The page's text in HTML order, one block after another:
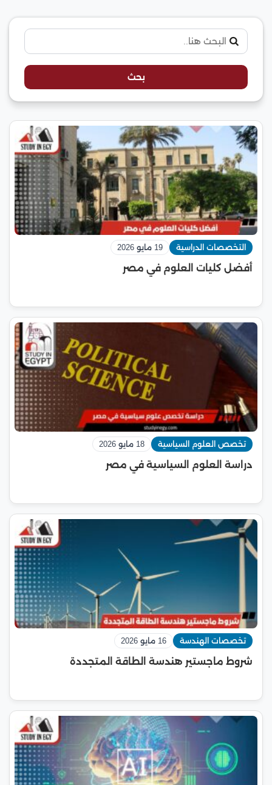
بحث
التخصصات الدراسية 19 مايو 2026
أفضل كليات العلوم في مصر
تخصص العلوم السياسية 18 مايو 2026
دراسة العلوم السياسية في مصر
تخصصات الهندسة 16 مايو 2026
شروط ماجستير هندسة الطاقة المتجددة